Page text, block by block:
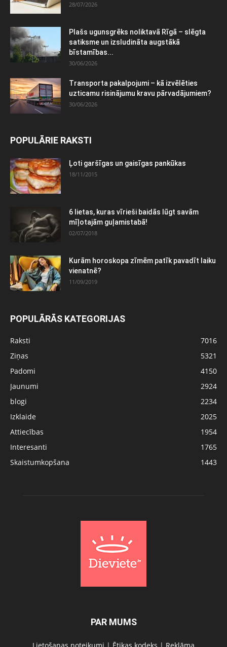
28/07/2026
Plašs ugunsgrēks noliktavā Rīgā – slēgta
satiksme un izsludināta augstākā
bīstamības...
30/06/2026
Transporta pakalpojumi – kā izvēlēties
uzticamu risinājumu kravu pārvadājumiem?
30/06/2026
POPULĀRIE RAKSTI
Ļoti garšīgas un gaisīgas pankūkas
18/11/2015
6 lietas, kuras vīrieši baidās lūgt savām
mīļotajām guļamistabā!
02/07/2018
Kurām horoskopa zīmēm patīk pavadīt laiku
vienatnē?
11/09/2019
POPULĀRĀS KATEGORIJAS
Raksti
7016
Ziņas
5321
Padomi
4150
Jaunumi
2924
blogi
2234
Izklaide
2025
Attiecības
1954
Interesanti
1765
Skaistumkopšana
1443
PAR MUMS